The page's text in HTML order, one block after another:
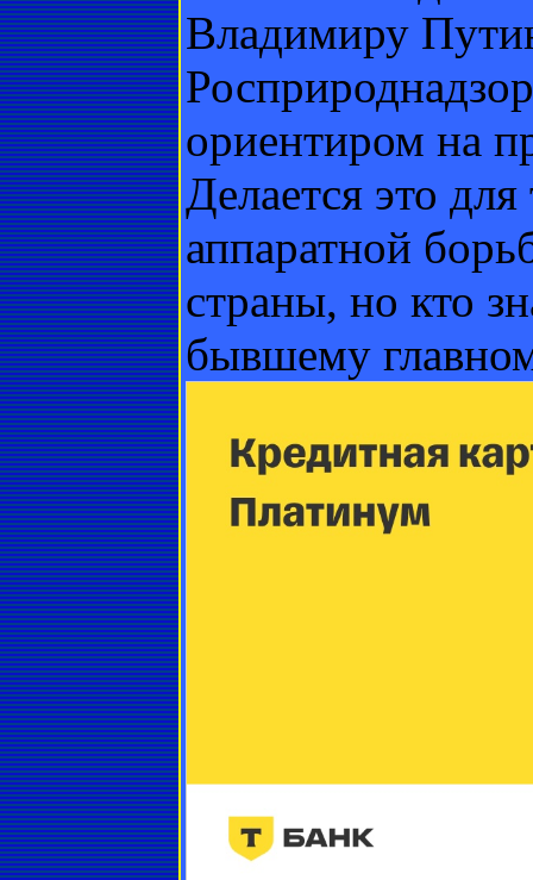
Владимиру
ориентиром на
Делается это
аппаратной
страны, но кто
бывшему